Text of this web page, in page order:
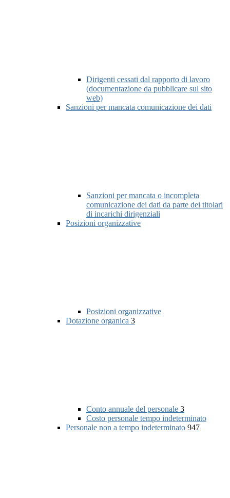
Dirigenti cessati dal rapporto di lavoro
(documentazione da pubblicare sul sito
web)
Sanzioni per mancata comunicazione dei dati
Sanzioni per mancata o incompleta
comunicazione dei dati da parte dei titolari
di incarichi dirigenziali
Posizioni organizzative
Posizioni organizzative
Dotazione organica 3
Conto annuale del personale 3
Costo personale tempo indeterminato
Personale non a tempo indeterminato 947